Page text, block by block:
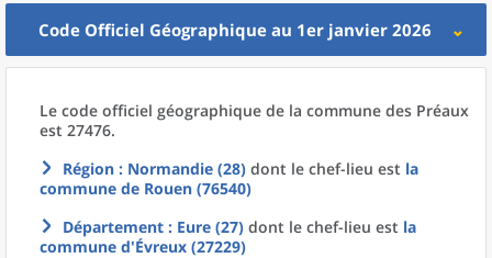
Code Officiel Géographique au 1er janvier 2026
Le code officiel géographique de la commune des Préaux
est 27476.
Région : Normandie (28) dont le chef-lieu est la
commune de Rouen (76540)
Département : Eure (27) dont le chef-lieu est la
commune d'Évreux (27229)